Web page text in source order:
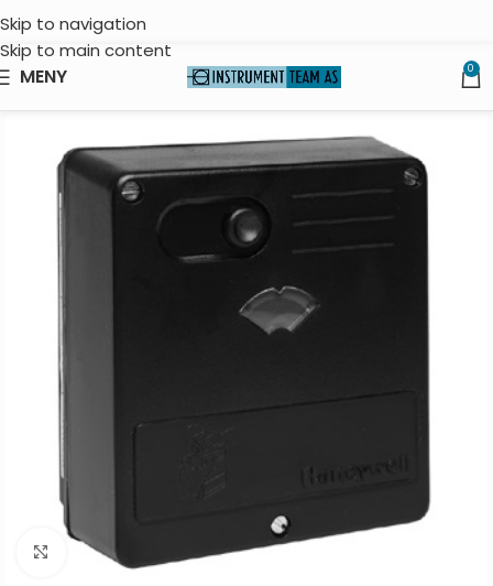
Skip to navigation
Skip to main content
MENY 0
Click to enlarge